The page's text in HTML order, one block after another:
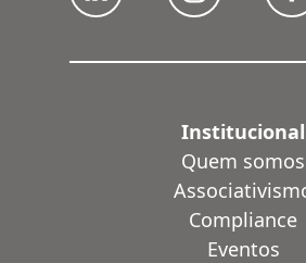
Institucional
Quem somos
Compliance
Eventos